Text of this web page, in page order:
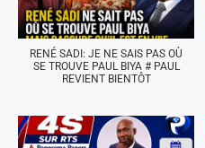
RENÉ SADI: JE NE SAIS PAS OÙ
SE TROUVE PAUL BIYA # PAUL
REVIENT BIENTÔT